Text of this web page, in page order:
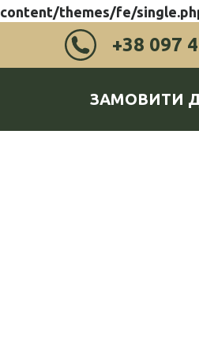
content/themes/fe/
+38 097
ЗАМОВИТИ